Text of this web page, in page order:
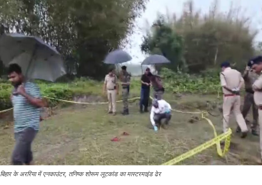
बिहार के अररिया में एनकाउंटर, तनिष्क शोरूम लूटकांड का मास्टरमाइंड ढेर